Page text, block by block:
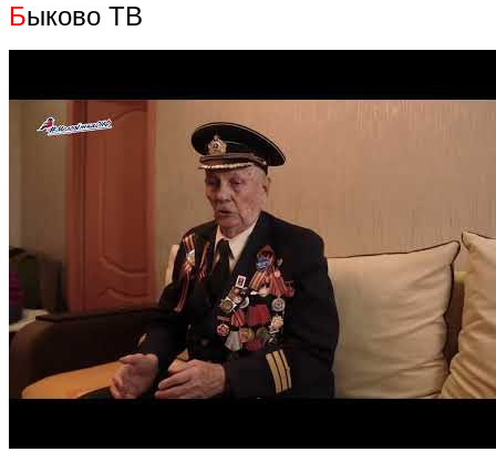
Быково ТВ